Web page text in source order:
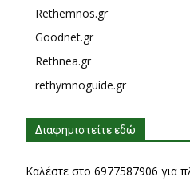
Rethemnos.gr
Goodnet.gr
Rethnea.gr
rethymnoguide.gr
Διαφημιστείτε εδώ
Καλέστε στο 6977587906 για